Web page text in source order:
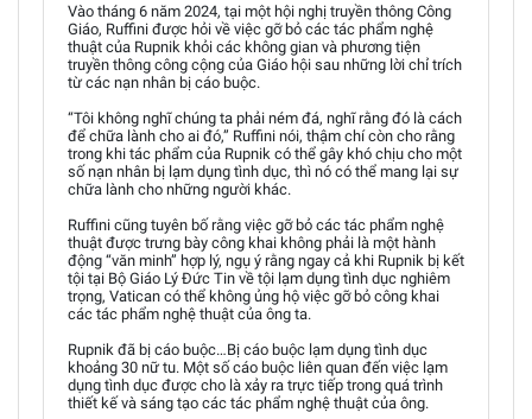
Vào tháng 6 năm 2024, tại một hội nghị truyền thông Công
Giáo, Ruffini được hỏi về việc gỡ bỏ các tác phẩm nghệ
thuật của Rupnik khỏi các không gian và phương tiện
truyền thông công cộng của Giáo hội sau những lời chỉ trích
từ các nạn nhân bị cáo buộc.
“Tôi không nghĩ chúng ta phải ném đá, nghĩ rằng đó là cách
để chữa lành cho ai đó,” Ruffini nói, thậm chí còn cho rằng
trong khi tác phẩm của Rupnik có thể gây khó chịu cho một
số nạn nhân bị lạm dụng tình dục, thì nó có thể mang lại sự
chữa lành cho những người khác.
Ruffini cũng tuyên bố rằng việc gỡ bỏ các tác phẩm nghệ
thuật được trưng bày công khai không phải là một hành
động “văn minh” hợp lý, ngụ ý rằng ngay cả khi Rupnik bị kết
tội tại Bộ Giáo Lý Đức Tin về tội lạm dụng tình dục nghiêm
trọng, Vatican có thể không ủng hộ việc gỡ bỏ công khai
các tác phẩm nghệ thuật của ông ta.
Rupnik đã bị cáo buộc…Bị cáo buộc lạm dụng tình dục
khoảng 30 nữ tu. Một số cáo buộc liên quan đến việc lạm
dụng tình dục được cho là xảy ra trực tiếp trong quá trình
thiết kế và sáng tạo các tác phẩm nghệ thuật của ông.